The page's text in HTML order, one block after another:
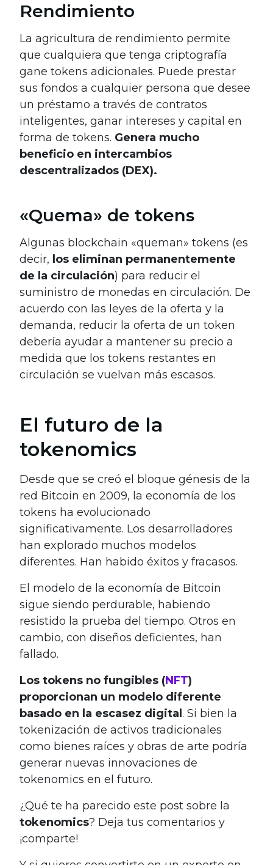
Rendimiento
La agricultura de rendimiento permite
que cualquiera que tenga criptografía
gane tokens adicionales. Puede prestar
sus fondos a cualquier persona que desee
un préstamo a través de contratos
inteligentes, ganar intereses y capital en
forma de tokens. Genera mucho
beneficio en intercambios
descentralizados (DEX).
«Quema» de tokens
Algunas blockchain «queman» tokens (es
decir, los eliminan permanentemente
de la circulación) para reducir el
suministro de monedas en circulación. De
acuerdo con las leyes de la oferta y la
demanda, reducir la oferta de un token
debería ayudar a mantener su precio a
medida que los tokens restantes en
circulación se vuelvan más escasos.
El futuro de la
tokenomics
Desde que se creó el bloque génesis de la
red Bitcoin en 2009, la economía de los
tokens ha evolucionado
significativamente. Los desarrolladores
han explorado muchos modelos
diferentes. Han habido éxitos y fracasos.
El modelo de la economía de Bitcoin
sigue siendo perdurable, habiendo
resistido la prueba del tiempo. Otros en
cambio, con diseños deficientes, han
fallado.
Los tokens no fungibles (NFT)
proporcionan un modelo diferente
basado en la escasez digital . Si bien la
tokenización de activos tradicionales
como bienes raíces y obras de arte podría
generar nuevas innovaciones de
tokenomics en el futuro.
¿Qué te ha parecido este post sobre la
tokenomics? Deja tus comentarios y
¡comparte!